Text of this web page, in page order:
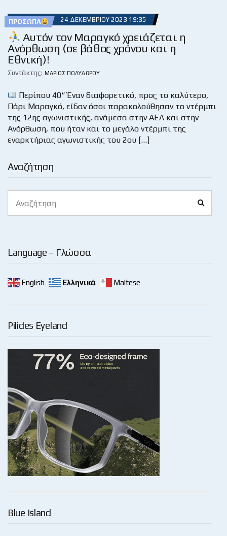
Αναζήτηση
for:
Language – Γλώσσα
English Ελληνικά Maltese
Pilides Eyeland
Blue Island
ΠΡΌΣΩΠΑ 24 ΔΕΚΕΜΒΡΊΟΥ 2023 19:35
Αυτόν τον Μαραγκό χρειάζεται η
Ανόρθωση (σε βάθος χρόνου και η
Εθνική)!
Συντάκτης: ΜΆΡΙΟΣ ΠΟΛΥΔΏΡΟΥ
Περίπου 40“ Έναν διαφορετικό, προς το καλύτερο,
Πάρι Μαραγκό, είδαν όσοι παρακολούθησαν το ντέρμπι
της 12ης αγωνιστικής, ανάμεσα στην ΑΕΛ και στην
Ανόρθωση, που ήταν και το μεγάλο ντέρμπι της
εναρκτήριας αγωνιστικής του 2ου […]